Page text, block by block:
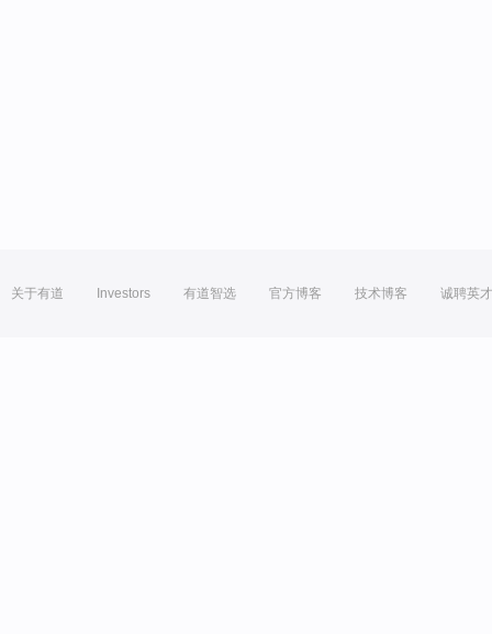
关于有道 Investors 有道智选 官方博客 技术博客 诚聘英才